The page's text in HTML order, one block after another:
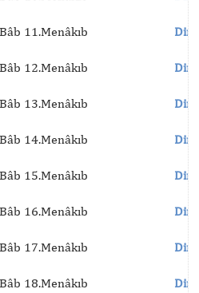
11.Menâkıb
12.Menâkıb
13.Menâkıb
14.Menâkıb
15.Menâkıb
16.Menâkıb
17.Menâkıb
18.Menâkıb